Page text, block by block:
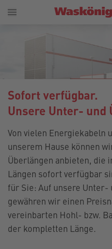
Sofort verfügbar.
Unsere Unter- und
Von vielen Energiekabeln
unserem Hause können
Überlängen anbieten, die
Längen sofort verfügbar
für Sie: Auf unsere Unter-
gewähren wir einen
vereinbarten Hohl- bzw.
der kompletten Länge.